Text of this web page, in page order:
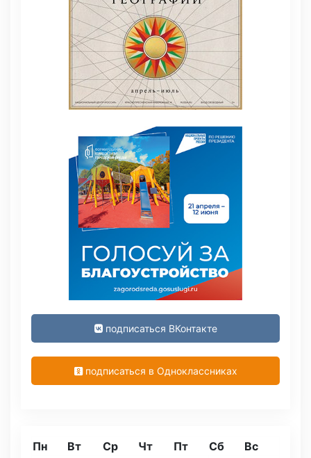
подписаться ВКонтакте
подписаться в Одноклассниках
Пн Вт Ср Чт Пт Сб Вс